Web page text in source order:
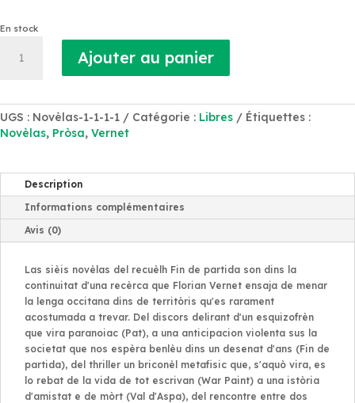
En stock
partida
Ajouter au panier
UGS : Novèlas-1-1-1-1 Catégorie : Libres
Étiquettes :
Novèlas, Pròsa, Vernet
Description
Informations complémentaires
Avis (0)
Las sièis novèlas del recuèlh Fin de partida son dins la
continuitat d'una recèrca que Florian Vernet ensaja de menar
la lenga occitana dins de territòris qu'es rarament
acostumada a trevar. Del discors delirant d'un esquizofrèn
que vira paranoiac (Pat), a una anticipacion violenta sus la
societat que nos espèra benlèu dins un desenat d'ans (Fin de
partida), del thriller un briconèl metafisic que, s'aquò vira, es
lo rebat de la vida de tot escrivan (War Paint) a una istòria
d'amistat e de mòrt (Val d'Aspa), del rencontre entre dos